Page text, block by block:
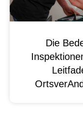
Die